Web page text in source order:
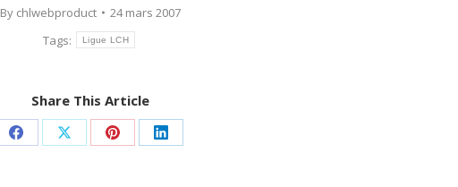
By chlwebproduct
24 mars 2007
Tags:
Ligue LCH
Share This Article
Share Share Share Share